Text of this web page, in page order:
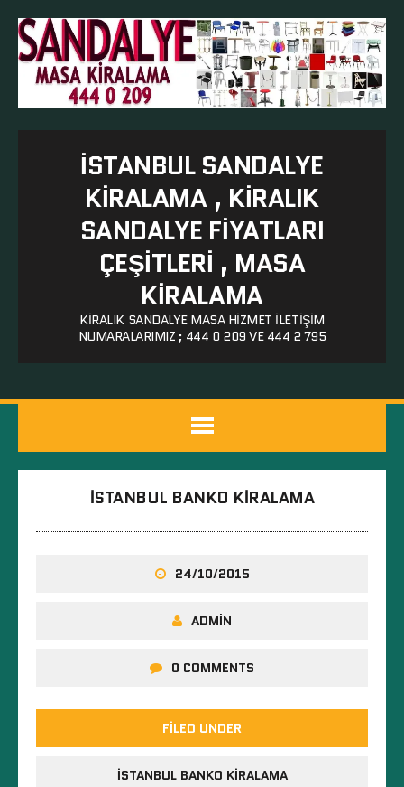
İSTANBUL SANDALYE
KIRALAMA , KIRALIK
SANDALYE FIYATLARI
ÇEŞITLERI , MASA
KIRALAMA
KIRALIK SANDALYE MASA HIZMET ILETIŞIM
NUMARALARIMIZ ; 444 0 209 VE 444 2 795
İSTANBUL BANKO KIRALAMA
24/10/2015
ADMIN
0 COMMENTS
FILED UNDER
İSTANBUL BANKO KIRALAMA